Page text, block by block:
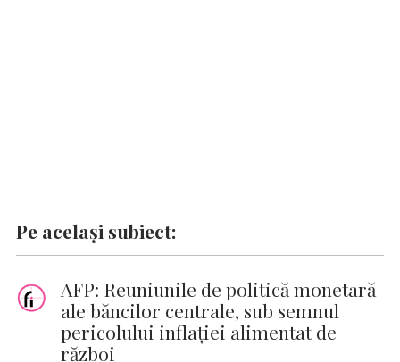
Pe același subiect:
AFP: Reuniunile de politică monetară
ale băncilor centrale, sub semnul
pericolului inflaţiei alimentat de
război